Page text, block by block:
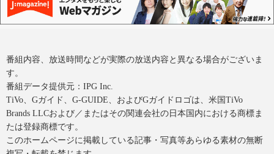
番組内容、放送時間などが実際の放送内容と異なる場合がございま
す。
番組データ提供元：IPG Inc.
TiVo、Gガイド、G-GUIDE、およびGガイドロゴは、米国TiVo
Brands LLCおよび／またはその関連会社の日本国内における商標ま
たは登録商標です。
このホームページに掲載している記事・写真等あらゆる素材の無断